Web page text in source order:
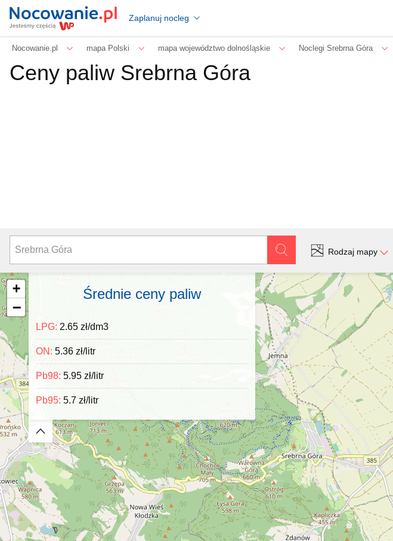
Zaplanuj nocleg
Nocowanie.pl mapa Polski mapa województwo dolnośląskie Noclegi Srebrna Góra
Ceny paliw Srebrna Góra
Rodzaj mapy
Średnie ceny paliw
LPG: 2.65 zł/dm3
ON: 5.36 zł/litr
Pb98: 5.95 zł/litr
Pb95: 5.7 zł/litr
Zwiń/rozwiń
+
−